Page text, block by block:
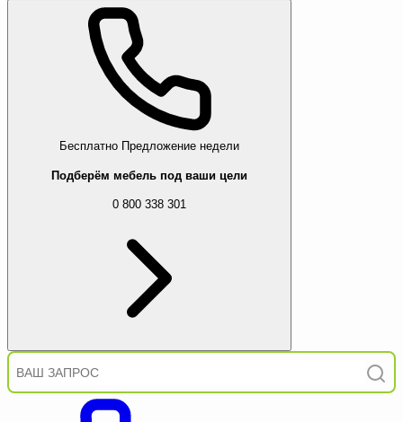
Бесплатно Предложение недели
Подберём мебель под ваши цели
0 800 338 301